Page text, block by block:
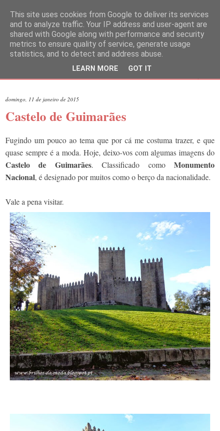
domingo, 11 de janeiro de 2015
Castelo de Guimarães
Fugindo um pouco ao tema que por cá me costuma trazer, e que
quase sempre é a moda. Hoje, deixo-vos com algumas imagens do
Castelo de Guimarães. Classificado comoMonumento
Nacional, é designado por muitos como o berço da nacionalidade.
Vale a pena visitar.
This site uses cookies from Google to deliver its services
and to analyze traffic. Your IP address and user-agent are
shared with Google along with performance and security
metrics to ensure quality of service, generate usage
statistics, and to detect and address abuse.
LEARN MORE GOT IT